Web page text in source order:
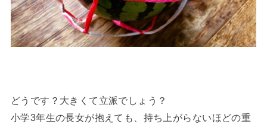
どうです？大きくて立派でしょう？
小学3年生の長女が抱えても、持ち上がらないほどの重